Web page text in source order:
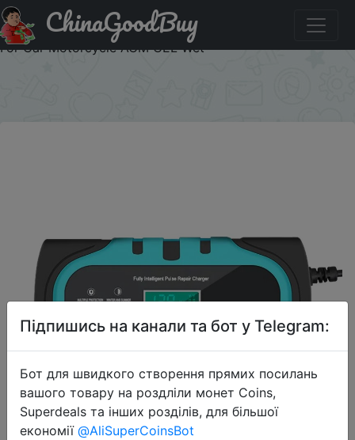
Купити на розпродажі Fully Automatic Battery Charger
12V 10A 180W Digital Display Battery Charger Pulse Repair
For Car Motorcycle AGM GEL Wet
ChinaGoodBuy
Підпишись на канали та бот у Telegram:
Бот для швидкого створення прямих посилань
вашого товару на роздліли монет Coins,
Superdeals та інших розділів, для більшої
економії @AliSuperCoinsBot